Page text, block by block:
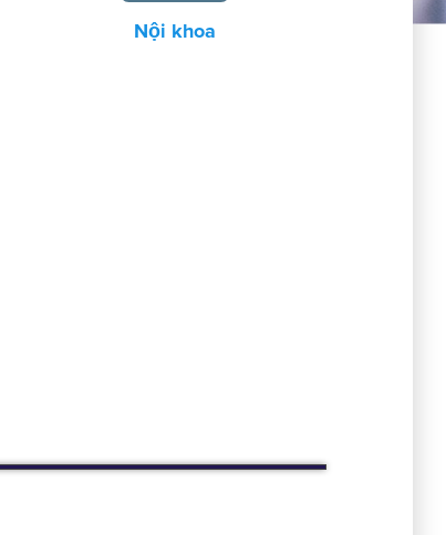
Nội khoa